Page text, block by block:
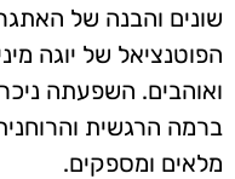
שונים והבנה של
הפוטנציאל של יוגה
ואוהבים. השפעתה
ברמה הרגשית
מלאים ומספקים.